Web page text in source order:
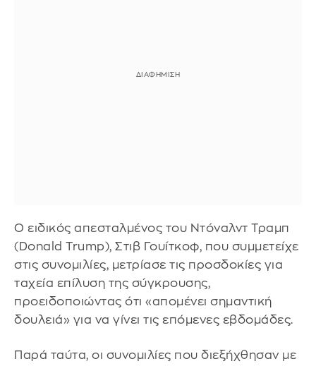
Ο ειδικός απεσταλμένος του Ντόναλντ Τραμπ
(Donald Trump), Στιβ Γουίτκοφ, που συμμετείχε
στις συνομιλίες, μετρίασε τις προσδοκίες για
ταχεία επίλυση της σύγκρουσης,
προειδοποιώντας ότι «απομένει σημαντική
δουλειά» για να γίνει τις επόμενες εβδομάδες.
Παρά ταύτα, οι συνομιλίες που διεξήχθησαν με